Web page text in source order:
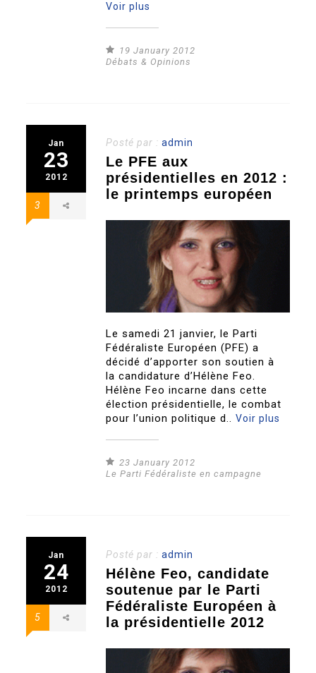
Voir plus
19 January 2012
Débats & Opinions
Jan
23
2012
3
Posté par :admin
Le PFE aux
présidentielles en 2012 :
le printemps européen
Le samedi 21 janvier, le Parti
Fédéraliste Européen (PFE) a
décidé d’apporter son soutien à
la candidature d’Hélène Feo.
Hélène Feo incarne dans cette
élection présidentielle, le combat
pour l’union politique d..Voir plus
23 January 2012
Le Parti Fédéraliste en campagne
Jan
24
2012
5
Posté par :admin
Hélène Feo, candidate
soutenue par le Parti
Fédéraliste Européen à
la présidentielle 2012